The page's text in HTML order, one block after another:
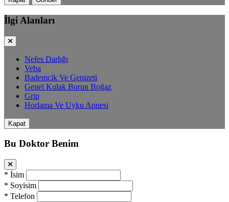
İlgi Alanları
Nefes Darlığı
Veba
Bademcik Ve Genizeti
Genel Kulak Burun Boğaz
Grip
Horlama Ve Uyku Apnesi
Kapat
Bu Doktor Benim
* İsim
* Soyisim
* Telefon